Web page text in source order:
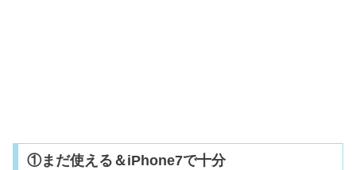
①まだ使える＆iPhone7で十分